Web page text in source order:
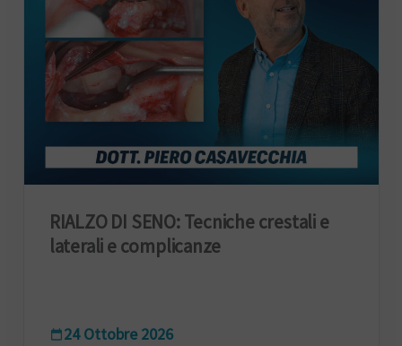
RIALZO DI SENO: Tecniche crestali e
laterali e complicanze
24 Ottobre 2026